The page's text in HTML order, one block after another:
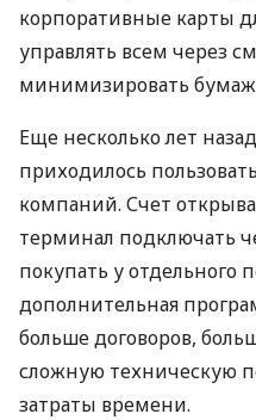
корпоративные карты
управлять всем через
минимизировать
Еще несколько лет
приходилось
компаний. Счет
терминал подключать
покупать у отдельного
дополнительная
больше договоров,
сложную техническую
затраты времени.